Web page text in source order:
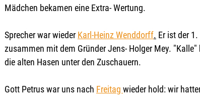
Mädchen bekamen eine Extra- Wertung.
Sprecher war wieder Karl-Heinz Wenddorff. Er ist der
zusammen mit dem Gründer Jens- Holger Mey.
die alten Hasen unter den Zuschauern.
Gott Petrus war uns nach Freitag wieder hold: wir